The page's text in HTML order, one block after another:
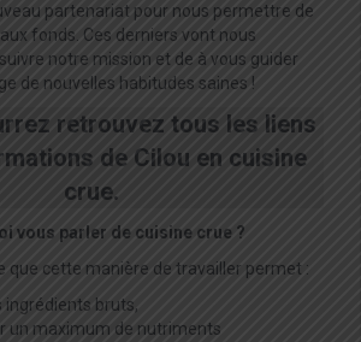
partenariat pour nous permettre de
fonds. Ces derniers vont nous
notre mission et de à vous guider
de nouvelles habitudes saines !
retrouvez tous les liens
de Cilou en cuisine
crue.
vous parler de cuisine crue ?
que cette manière de travailler permet :
ingrédients bruts,
un maximum de nutriments